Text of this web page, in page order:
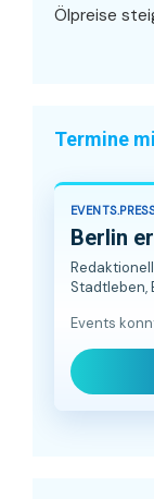
Ölpreise
Termine
Berlin
Stadtleben,
Events